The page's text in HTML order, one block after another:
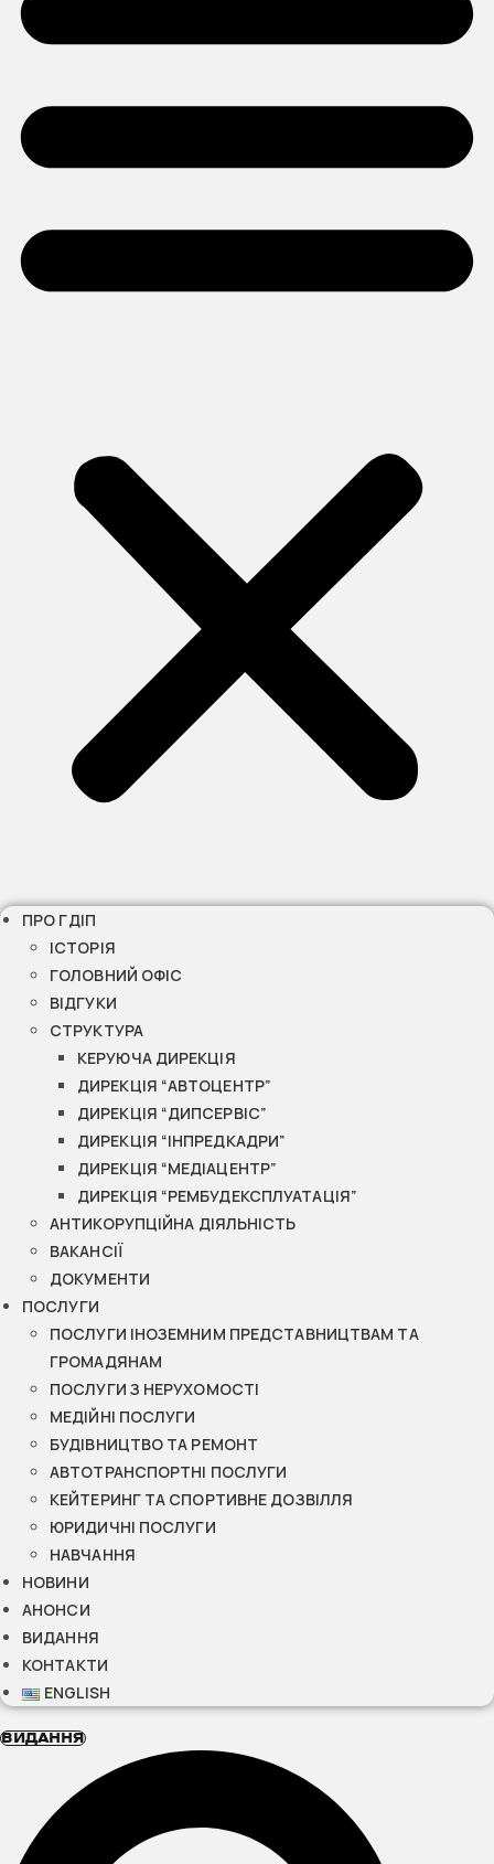
ПРО ГДІП
ІСТОРІЯ
ГОЛОВНИЙ ОФІС
ВІДГУКИ
СТРУКТУРА
КЕРУЮЧА ДИРЕКЦІЯ
ДИРЕКЦІЯ “АВТОЦЕНТР”
ДИРЕКЦІЯ “ДИПСЕРВІС”
ДИРЕКЦІЯ “ІНПРЕДКАДРИ”
ДИРЕКЦІЯ “МЕДІАЦЕНТР”
ДИРЕКЦІЯ “РЕМБУДЕКСПЛУАТАЦІЯ”
АНТИКОРУПЦІЙНА ДІЯЛЬНІСТЬ
ВАКАНСІЇ
ДОКУМЕНТИ
ПОСЛУГИ
ПОСЛУГИ ІНОЗЕМНИМ ПРЕДСТАВНИЦТВАМ ТА
ГРОМАДЯНАМ
ПОСЛУГИ З НЕРУХОМОСТІ
МЕДІЙНІ ПОСЛУГИ
БУДІВНИЦТВО ТА РЕМОНТ
АВТОТРАНСПОРТНІ ПОСЛУГИ
КЕЙТЕРИНГ ТА СПОРТИВНЕ ДОЗВІЛЛЯ
ЮРИДИЧНІ ПОСЛУГИ
НАВЧАННЯ
НОВИНИ
АНОНСИ
ВИДАННЯ
КОНТАКТИ
ENGLISH
ВИДАННЯ